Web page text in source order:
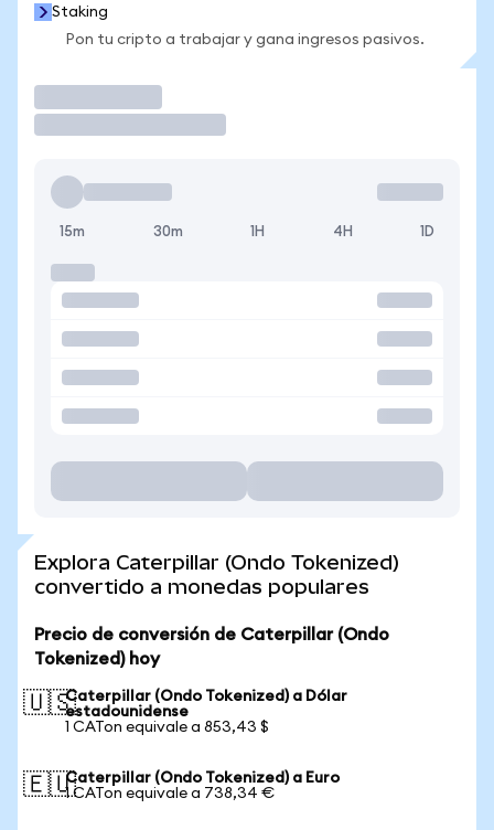
Staking
Pon tu cripto a trabajar y gana ingresos pasivos.
15m 30m 1H 4H 1D
Explora Caterpillar (Ondo Tokenized)
convertido a monedas populares
Precio de conversión de Caterpillar (Ondo
Tokenized) hoy
🇺🇸Caterpillar (Ondo Tokenized) a Dólar
estadounidense
1 CATon equivale a 853,43 $
🇪🇺Caterpillar (Ondo Tokenized) a Euro
1 CATon equivale a 738,34 €